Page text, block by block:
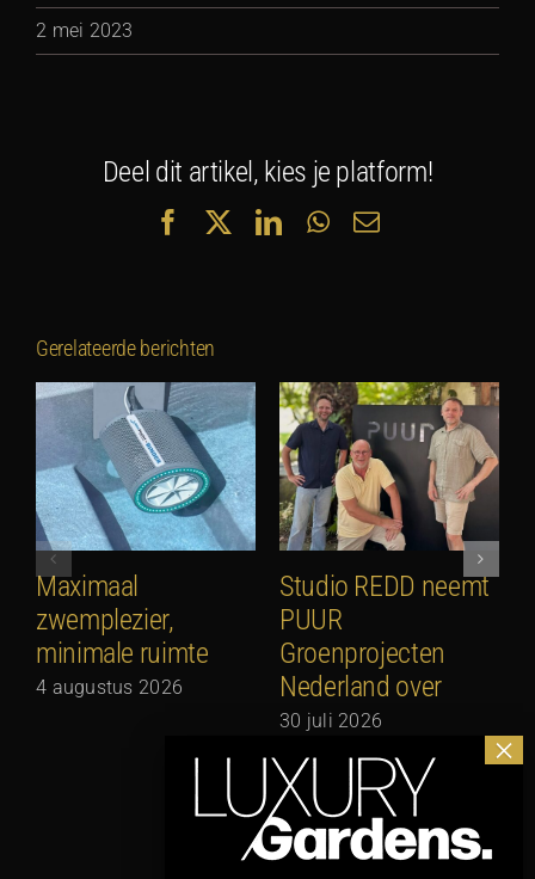
2 mei 2023
Deel dit artikel, kies je platform!
FacebookLinkedInWhatsApp
E-
Gerelateerde berichten
Maximaal
zwemplezier,
minimale ruimte
4 augustus 2026
Studio REDD neemt
PUUR
Groenprojecten
Nederland over
30 juli 2026